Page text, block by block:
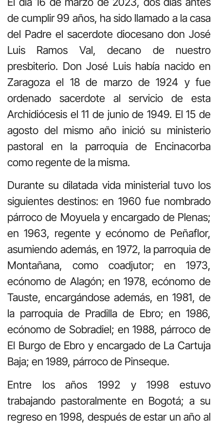
de cumplir 99 años, ha sido llamado a la casa
del Padre el sacerdote diocesano don José
Luis Ramos Val, decano de nuestro
presbiterio. Don José Luis había nacido en
Zaragoza el 18 de marzo de 1924 y fue
ordenado sacerdote al servicio de esta
Archidiócesis el 11 de junio de 1949. El 15 de
agosto del mismo año inició su ministerio
pastoral en la parroquia de Encinacorba
como regente de la misma.
Durante su dilatada vida ministerial tuvo los
siguientes destinos: en 1960 fue nombrado
párroco de Moyuela y encargado de Plenas;
en 1963, regente y ecónomo de Peñaflor,
asumiendo además, en 1972, la parroquia de
Montañana, como coadjutor; en 1973,
ecónomo de Alagón; en 1978, ecónomo de
Tauste, encargándose además, en 1981, de
la parroquia de Pradilla de Ebro; en 1986,
ecónomo de Sobradiel; en 1988, párroco de
El Burgo de Ebro y encargado de La Cartuja
Baja; en 1989, párroco de Pinseque.
Entre los años 1992 y 1998 estuvo
trabajando pastoralmente en Bogotá; a su
regreso en 1998, después de estar un año al